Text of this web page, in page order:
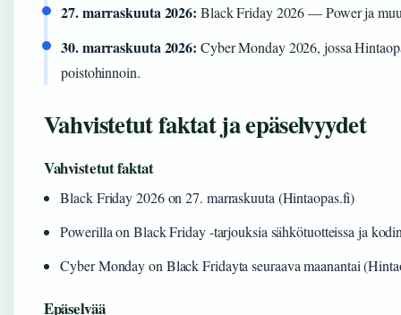
27. marraskuuta 2026: Black Friday 2026 — Power ja
30. marraskuuta 2026: Cyber Monday 2026, jossa
poistohinnoin.
Vahvistetut faktat ja epäselvyydet
Vahvistetut faktat
Black Friday 2026 on 27. marraskuuta (Hintaopas.fi)
Powerilla on Black Friday -tarjouksia sähkötuotteissa ja
Cyber Monday on Black Fridayta seuraava maanantai
Epäselvää